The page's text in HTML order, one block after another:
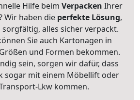
Hilfe beim Verpacken Ihrer
Wir haben die perfekte Lösung,
sorgfältig, alles sicher verpackt.
Sie auch Kartonagen in
und Formen bekommen.
sein, sorgen wir dafür, dass
sogar mit einem Möbellift oder
Lkw kommen.